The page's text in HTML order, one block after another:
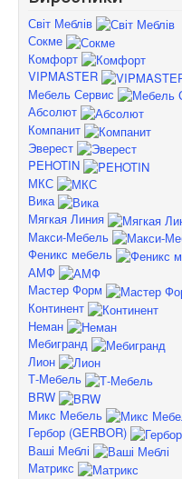
Світ Меблів
Сокме
Комфорт
VIPMASTER
Мебель Сервис
Абсолют
Компанит
Эверест
PEHOTIN
МКС
Вика
Мягкая Линия
Макси-Мебель
Феникс мебель
АМФ
Мастер Форм
Континент
Неман
Мебигранд
Лион
Т-Мебель
BRW
Микс Мебель
Гербор (GERBOR)
Ваші Меблі
Матрикс